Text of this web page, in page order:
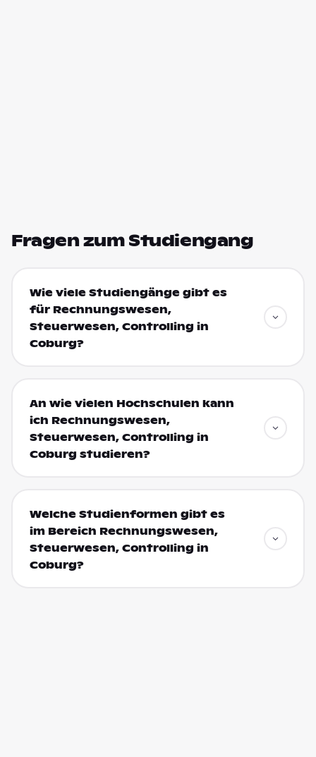
Fragen zum Studiengang
Wie viele Studiengänge gibt es
für Rechnungswesen,
Steuerwesen, Controlling in
Coburg?
An wie vielen Hochschulen kann
ich Rechnungswesen,
Steuerwesen, Controlling in
Coburg studieren?
Welche Studienformen gibt es
im Bereich Rechnungswesen,
Steuerwesen, Controlling in
Coburg?